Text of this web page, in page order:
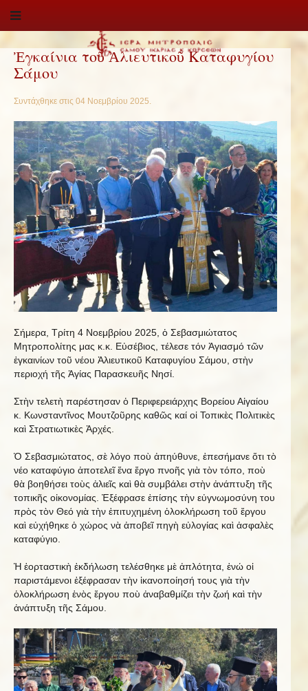
Ἐγκαίνια τοῦ Ἀλιευτικοῦ Καταφυγίου
Σάμου
Συντάχθηκε στις 04 Νοεμβρίου 2025.
Σήμερα, Τρίτη 4 Νοεμβρίου 2025, ὁ Σεβασμιώτατος
Μητροπολίτης μας κ.κ. Εὐσέβιος, τέλεσε τόν Ἁγιασμό τῶν
ἐγκαινίων τοῦ νέου Ἁλιευτικοῦ Καταφυγίου Σάμου, στὴν
περιοχή τῆς Ἁγίας Παρασκευῆς Νησί.
Στὴν τελετὴ παρέστησαν ὁ Περιφερειάρχης Βορείου Αἰγαίου
κ. Κωνσταντῖνος Μουτζοῦρης καθῶς καί οἱ Τοπικὲς Πολιτικὲς
καὶ Στρατιωτικὲς Ἀρχές.
Ὁ Σεβασμιώτατος, σὲ λόγο ποὺ ἀπηύθυνε, ἐπεσήμανε ὅτι τὸ
νέο καταφύγιο ἀποτελεῖ ἕνα ἔργο πνοῆς γιὰ τὸν τόπο, ποὺ
θὰ βοηθήσει τοὺς ἀλιεῖς καὶ θὰ συμβάλει στὴν ἀνάπτυξη τῆς
τοπικῆς οἰκονομίας. Ἐξέφρασε ἐπίσης τὴν εὐγνωμοσύνη του
πρὸς τὸν Θεό γιὰ τὴν ἐπιτυχημένη ὁλοκλήρωση τοῦ ἔργου
καὶ εὐχήθηκε ὁ χώρος νὰ ἀποβεῖ πηγὴ εὐλογίας καὶ ἀσφαλὲς
καταφύγιο.
Ἡ ἑορταστικὴ ἐκδήλωση τελέσθηκε μὲ ἀπλότητα, ἐνώ οἱ
παριστάμενοι ἐξέφρασαν τὴν ἱκανοποίησή τους γιὰ τὴν
ὁλοκλήρωση ἑνὸς ἔργου ποὺ ἀναβαθμίζει τὴν ζωή καὶ τὴν
ἀνάπτυξη τῆς Σάμου.